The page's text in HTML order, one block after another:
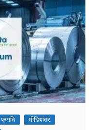
प्रगति मीडियांतर